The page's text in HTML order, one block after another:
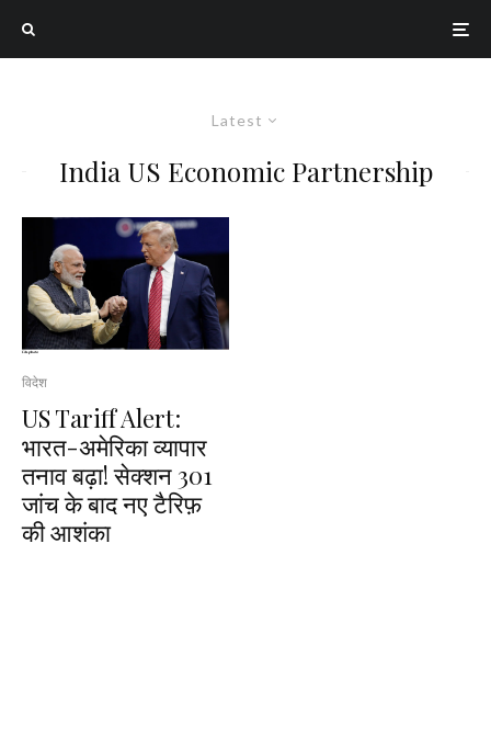
Latest
India US Economic Partnership
विदेश
US Tariff Alert:
भारत-अमेरिका व्यापार
तनाव बढ़ा! सेक्शन 301
जांच के बाद नए टैरिफ़
की आशंका